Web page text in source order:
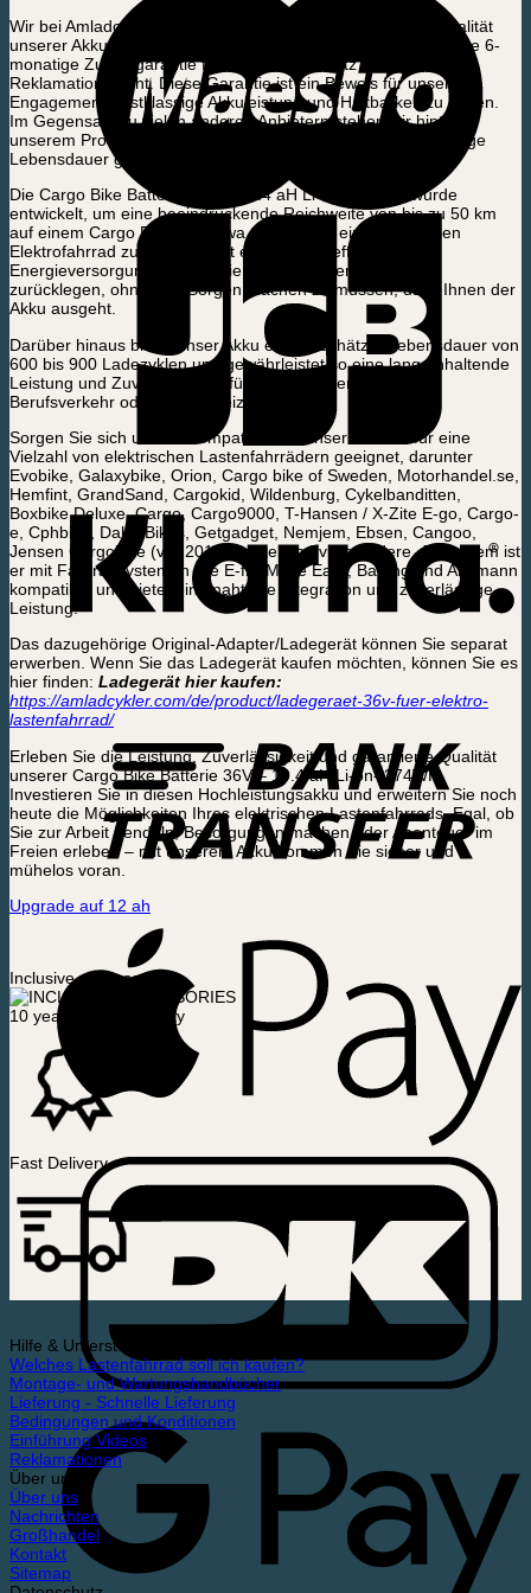
Wir bei Amladcykler sind stolz auf die außergewöhnliche Qualität
unserer Akkuzellen. Deshalb bieten wir eine außergewöhnliche 6-
monatige Zusatzgarantie für Akkus, als Zusatz zum 2-jährigen
Reklamationsrecht. Diese Garantie ist ein Beweis für unser
Engagement, erstklassige Akkuleistung und Haltbarkeit zu bieten.
Im Gegensatz zu vielen anderen Anbietern stehen wir hinter
unserem Produkt und wissen, dass unsere Akkus für eine lange
Lebensdauer gebaut sind.
Die Cargo Bike Batterie 36V – 10.4 aH Li-on- 374WH wurde
entwickelt, um eine beeindruckende Reichweite von bis zu 50 km
auf einem Cargo Bike und etwa 100 km auf einem normalen
Elektrofahrrad zu erzielen. Mit einer derart effizienten
Energieversorgung können Sie getrost längere Strecken
zurücklegen, ohne sich Sorgen machen zu müssen, dass Ihnen der
Akku ausgeht.
Darüber hinaus bietet unser Akku eine geschätzte Lebensdauer von
600 bis 900 Ladezyklen und gewährleistet so eine lang anhaltende
Leistung und Zuverlässigkeit für Ihre täglichen Fahrten im
Berufsverkehr oder in der Freizeit.
Sorgen Sie sich um die Kompatibilität? Unser Akku ist für eine
Vielzahl von elektrischen Lastenfahrrädern geeignet, darunter
Evobike, Galaxybike, Orion, Cargo bike of Sweden, Motorhandel.se,
Hemfint, GrandSand, Cargokid, Wildenburg, Cykelbanditten,
Boxbike Deluxe, Cargo, Cargo9000, T-Hansen / X-Zite E-go, Cargo-
e, Cphbike, Dall’s Bikes, Getgadget, Nemjem, Ebsen, Cangoo,
Jensen Cargobike (vor 2016), Icykel und viele andere. Außerdem ist
er mit Fahrradsystemen wie E-fly, Move Easy, Bafang und Ansmann
kompatibel und bietet eine nahtlose Integration und zuverlässige
Leistung.
Das dazugehörige Original-Adapter/Ladegerät können Sie separat
erwerben. Wenn Sie das Ladegerät kaufen möchten, können Sie es
hier finden: Ladegerät hier kaufen:
https://amladcykler.com/de/product/ladegeraet-36v-fuer-elektro-
lastenfahrrad/
Erleben Sie die Leistung, Zuverlässigkeit und garantierte Qualität
unserer Cargo Bike Batterie 36V – 10.4 aH Li-on- 374WH.
Investieren Sie in diesen Hochleistungsakku und erweitern Sie noch
heute die Möglichkeiten Ihres elektrischen Lastenfahrrads. Egal, ob
Sie zur Arbeit pendeln, Besorgungen machen oder Abenteuer im
Freien erleben – mit unserem Akku kommen Sie sicher und
mühelos voran.
Upgrade auf 12 ah
Inclusive accessories
10 year frame warranty
Fast Delivery
Hilfe & Unterstützung
Welches Lastenfahrrad soll ich kaufen?
Montage- und Wartungshandbücher
Lieferung - Schnelle Lieferung
Bedingungen und Konditionen
Einführung Videos
Reklamationen
Über uns
Über uns
Nachrichten
Großhandel
Kontakt
Sitemap